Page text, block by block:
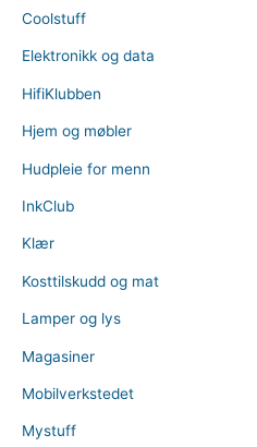
Coolstuff
Elektronikk og data
HifiKlubben
Hjem og møbler
Hudpleie for menn
InkClub
Klær
Kosttilskudd og mat
Lamper og lys
Magasiner
Mobilverkstedet
Mystuff